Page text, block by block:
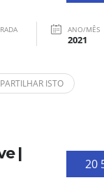
ANO/MÊS
2021
PARTILHAR ISTO
20
|